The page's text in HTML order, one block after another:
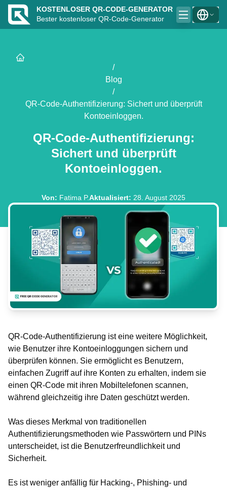
KOSTENLOSER QR-CODE-GENERATOR
Bester kostenloser QR-Code-Generator
/
Blog
/
QR-Code-Authentifizierung: Sichert und überprüft
Kontoeinloggen.
QR-Code-Authentifizierung:
Sichert und überprüft
Kontoeinloggen.
Von: Fatima P.Aktualisiert: 28. August 2025
QR-Code-Authentifizierung ist eine weitere Möglichkeit,
wie Benutzer ihre Kontoeinloggungen sichern und
überprüfen können. Sie ermöglicht es Benutzern,
einfachen Zugriff auf ihre Konten zu erhalten, indem sie
einen QR-Code mit ihren Mobiltelefonen scannen,
während gleichzeitig ihre Daten geschützt werden.
Was dieses Merkmal von traditionellen
Authentifizierungsmethoden wie Passwörtern und PINs
unterscheidet, ist die Benutzerfreundlichkeit und
Sicherheit.
Es ist weniger anfällig für Hacking-, Phishing- und